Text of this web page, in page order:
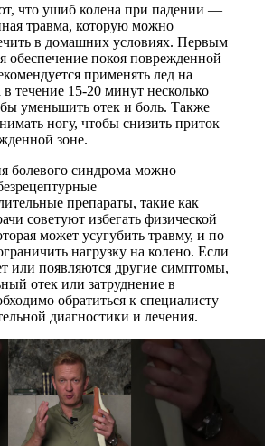
что ушиб колена при падении —
травма, которую можно
в домашних условиях. Первым
обеспечение покоя поврежденной
применять лед на
течение 15-20 минут несколько
уменьшить отек и боль. Также
ногу, чтобы снизить приток
зоне.
болевого синдрома можно
препараты, такие как
советуют избегать физической
может усугубить травму, и по
нагрузку на колено. Если
или появляются другие симптомы,
отек или затруднение в
обратиться к специалисту
диагностики и лечения.